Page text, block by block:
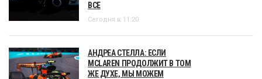
ВСЕ
Сегодня в 11:20
АНДРЕА СТЕЛЛА: ЕСЛИ
MCLAREN ПРОДОЛЖИТ В ТОМ
ЖЕ ДУХЕ, МЫ МОЖЕМ